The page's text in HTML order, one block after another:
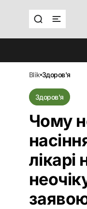
blik здоров'я
Здоров'я
Чому
лікарі